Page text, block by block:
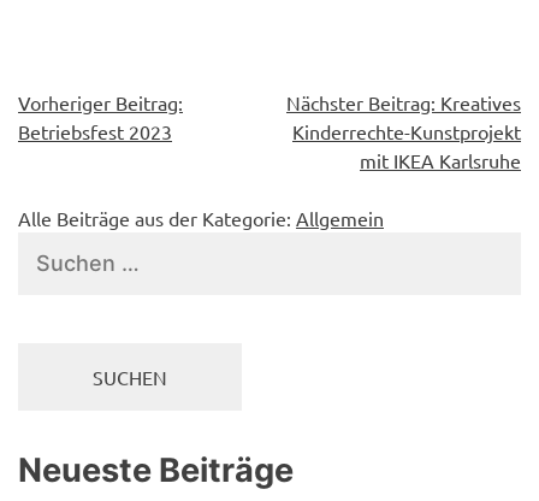
Beitragsnavigation
Vorheriger Beitrag:
Betriebsfest 2023
Nächster Beitrag: Kreatives
Kinderrechte-Kunstprojekt
mit IKEA Karlsruhe
Alle Beiträge aus der Kategorie: Allgemein
nach:
Neueste Beiträge